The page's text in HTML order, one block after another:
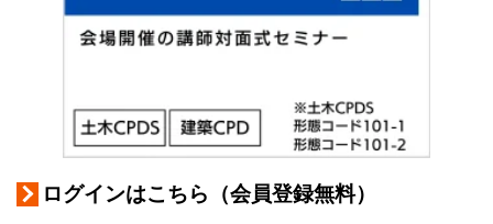
ログインはこちら（会員登録無料）